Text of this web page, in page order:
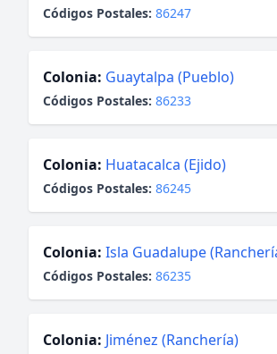
Códigos Postales: 86247
Colonia: Guaytalpa (Pueblo)
Códigos Postales: 86233
Colonia: Huatacalca (Ejido)
Códigos Postales: 86245
Colonia: Isla Guadalupe
Códigos Postales: 86235
Colonia: Jiménez (Ranchería)